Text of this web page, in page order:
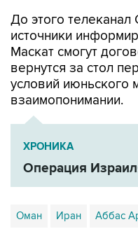
До этого телеканал
источники
Маскат смогут
вернутся за стол
условий июньского
взаимопонимании.
ХРОНИКА
Операция
Оман Иран Аббас